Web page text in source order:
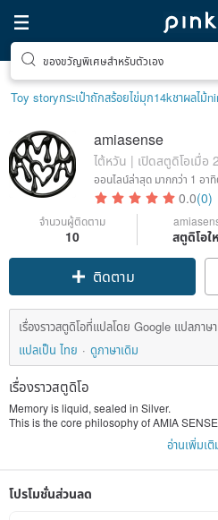
ของขวัญพิเศษสำหรับตัวเอง
Toy storyกระเป๋าถักสร้อยไข่มุก14kชาผลไม้
amiasense
ไต้หวัน | เปิดสตูดิโอเมื่อ
ออนไลน์ล่าสุด มากกว่า 1 อา
0.0(0)
จำนวนผู้ติดตาม
10 สตูดิโอใ
ติดตาม
เรื่องราวสตูดิโอที่แปลโดย Google แปลภา
แปลเป็น ไทย
ดูภาษาเดิม
เรื่องราวสตูดิโอ
Memory is liquid, sealed in Silver.
This is the core philosophy of AMIA
thrilling, tender, and precious moments in
deeply etched in our hearts. Silver is not
Through craftsmanship and design, we
อ่านเพิ่มเติ
โปรโมชั่นส่วนลด